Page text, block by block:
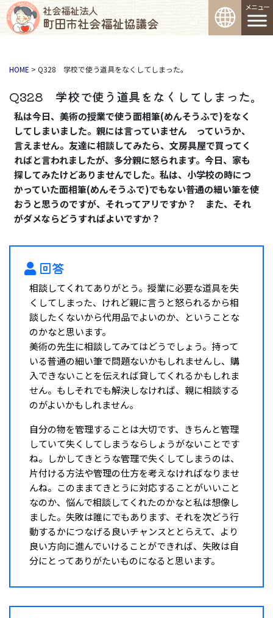
社会福祉法人
町田市社会福祉協議会
コンテンツへスキップ
メインナビゲーション
HOME > Q328 学校で使う道具をなくしてしまった。
Q328 学校で使う道具をなくしてしまった。
私は今日、美術の授業で使う面相筆(めんそうふで)をなく
してしまいました。親には言っていません っていうか、
言えません。友達に相談してみたら、文房具屋で買ってく
ればと言われましたが、多分親に怒られます。今日、家も
探してみたけどありませんでした。私は、小学校の時につ
かっていた面相筆(めんそうふで)でもない普通の細い筆を使
おうと思うのですが、それってアリですか？ また、それ
がダメならどうすればよいですか？
回答
相談してくれてありがとう。授業に必要な道具を失
くしてしまった、けれど親に言うと怒られるから相
談したくないから代用品でよいのか、ということな
のかなと思います。
美術の先生に相談してみてはどうでしょう。持って
いる普通の細い筆で問題ないかもしれませんし、購
入できないことを伝えれば貸してくれるかもしれま
せん。もしそれでも解決しなければ、親に相談する
のがよいかもしれません。
自分の物を管理することは大切です、きちんと管理
していて失くしてしまうならしょうがないことです
ね。しかしてきとうな管理で失くしてしまうのは、
片付ける方法や管理の仕方を考えなければなりませ
んね。このままてきとうに対応することがいいこと
なのか、悩んで相談してくれたのかなと私は想像し
ました。失敗は誰にでもあります、それを次どう行
動するかにつなげる良いチャンスととらえて、より
良い方向に進んでいけることができれば、失敗は自
分にとってありがたいものになると思います。